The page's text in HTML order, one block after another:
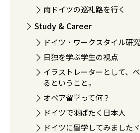
南ドイツの巡礼路を行く
Study & Career
ドイツ・ワークスタイル研
日独を学ぶ学生の視点
イラストレーターとして、
るということ。
オペア留学って何？
ドイツで羽ばたく日本人
ドイツに留学してみました